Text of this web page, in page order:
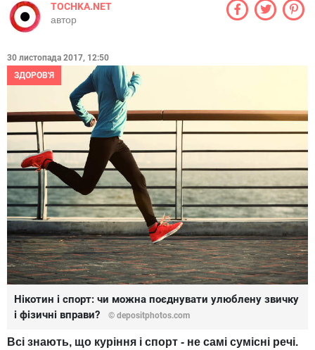
TOCHKA.NET
автор
30 листопада 2017, 12:50
ЗДОРОВ'Я
Нікотин і спорт: чи можна поєднувати улюблену звичку
і фізичні вправи?
© depositphotos.com
Всі знають, що куріння і спорт - не самі сумісні речі.